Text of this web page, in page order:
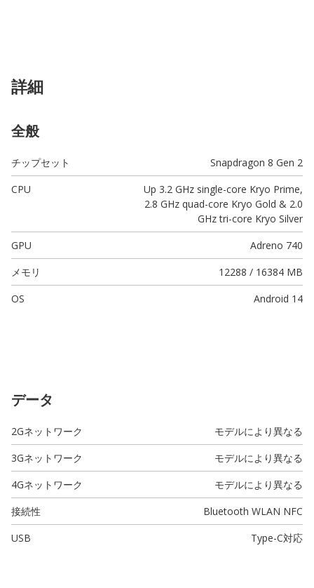
詳細
全般
チップセット
Snapdragon 8 Gen 2
CPU
Up 3.2 GHz single-core Kryo Prime,
2.8 GHz quad-core Kryo Gold & 2.0
GHz tri-core Kryo Silver
GPU
Adreno 740
メモリ
12288 / 16384 MB
OS
Android 14
データ
2Gネットワーク
モデルにより異なる
3Gネットワーク
モデルにより異なる
4Gネットワーク
モデルにより異なる
接続性
Bluetooth WLAN NFC
USB
Type-C対応